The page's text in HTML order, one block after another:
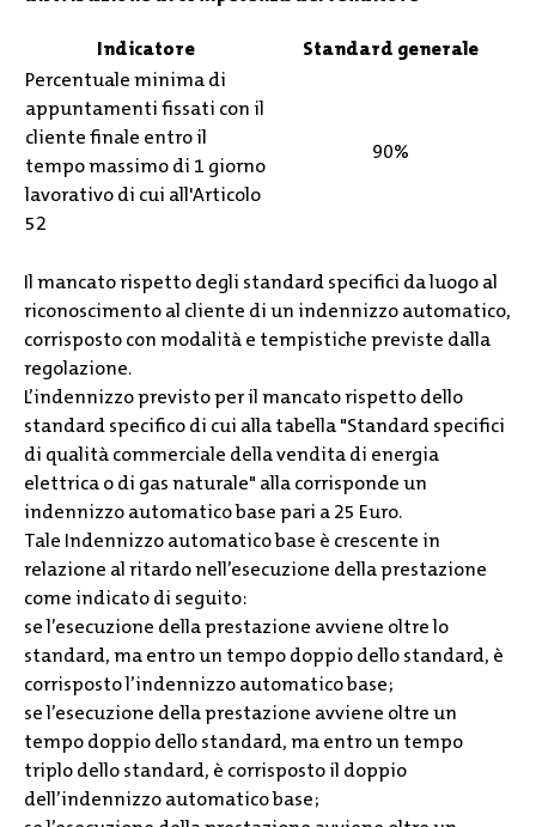
Indicatore
Standard generale
Percentuale minima di
appuntamenti fissati con il
cliente finale entro il
tempo massimo di 1 giorno
lavorativo di cui all'Articolo
52
90%
Il mancato rispetto degli standard specifici da luogo al
riconoscimento al cliente di un indennizzo automatico,
corrisposto con modalità e tempistiche previste dalla
regolazione.
L’indennizzo previsto per il mancato rispetto dello
standard specifico di cui alla tabella "Standard specifici
di qualità commerciale della vendita di energia
elettrica o di gas naturale" alla corrisponde un
indennizzo automatico base pari a 25 Euro.
Tale Indennizzo automatico base è crescente in
relazione al ritardo nell’esecuzione della prestazione
come indicato di seguito:
se l’esecuzione della prestazione avviene oltre lo
standard, ma entro un tempo doppio dello standard, è
corrisposto l’indennizzo automatico base;
se l’esecuzione della prestazione avviene oltre un
tempo doppio dello standard, ma entro un tempo
triplo dello standard, è corrisposto il doppio
dell’indennizzo automatico base;